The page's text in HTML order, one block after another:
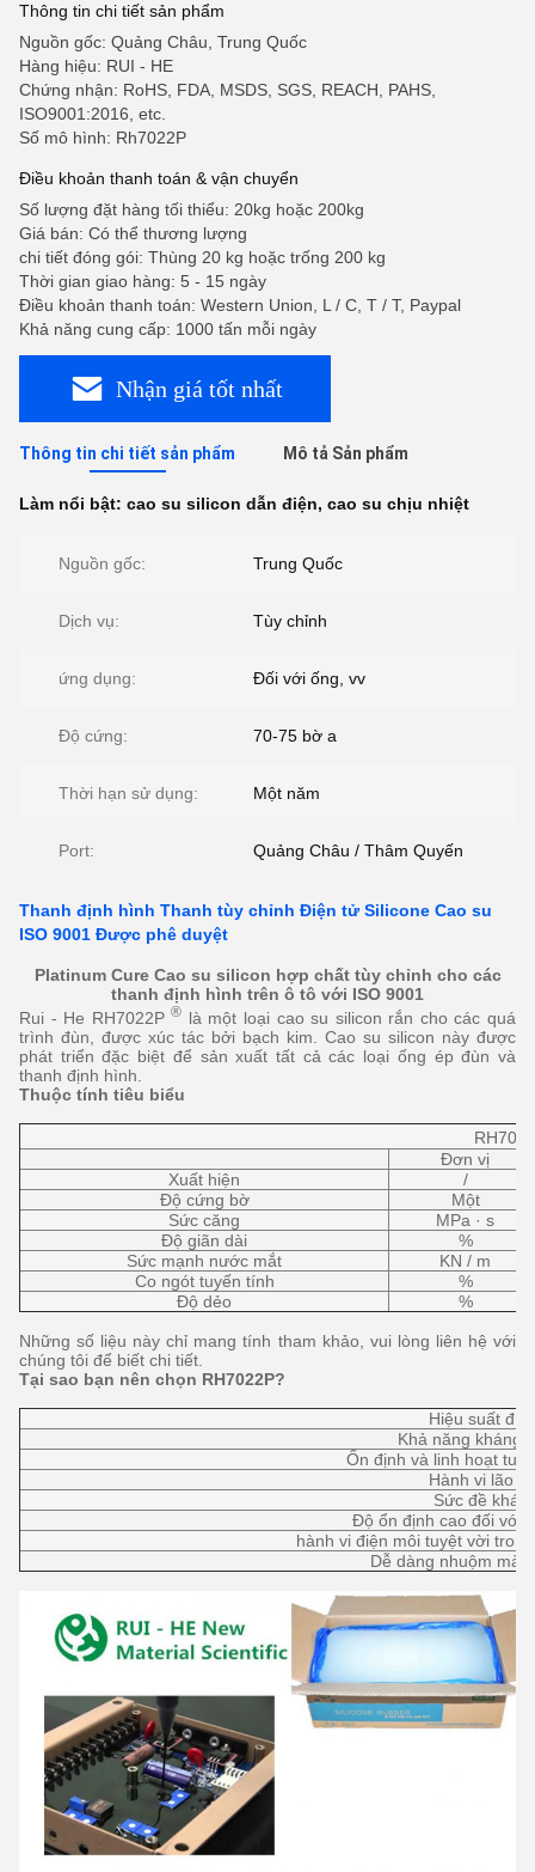
Thông tin chi tiết sản phẩm
Nguồn gốc: Quảng Châu, Trung Quốc
Hàng hiệu: RUI - HE
Chứng nhận: RoHS, FDA, MSDS, SGS, REACH, PAHS,
ISO9001:2016, etc.
Số mô hình: Rh7022P
Điều khoản thanh toán & vận chuyển
Số lượng đặt hàng tối thiểu: 20kg hoặc 200kg
Giá bán: Có thể thương lượng
chi tiết đóng gói: Thùng 20 kg hoặc trống 200 kg
Thời gian giao hàng: 5 - 15 ngày
Điều khoản thanh toán: Western Union, L / C, T / T, Paypal
Khả năng cung cấp: 1000 tấn mỗi ngày
Nhận giá tốt nhất
Thông tin chi tiết sản phẩm Mô tả Sản phẩm
Làm nổi bật: cao su silicon dẫn điện, cao su chịu nhiệt
Nguồn gốc: Trung Quốc
Dịch vụ: Tùy chỉnh
ứng dụng: Đối với ống, vv
Độ cứng: 70-75 bờ a
Thời hạn sử dụng: Một năm
Port: Quảng Châu / Thâm Quyến
Thanh định hình Thanh tùy chỉnh Điện tử Silicone Cao su
ISO 9001 Được phê duyệt
Platinum Cure Cao su silicon hợp chất tùy chỉnh cho các
thanh định hình trên ô tô với ISO 9001
Rui - He RH7022P® là một loại cao su silicon rắn cho các quá
trình đùn, được xúc tác bởi bạch kim.
Cao su silicon này được
phát triển đặc biệt để sản xuất tất cả các loại ống ép đùn và
thanh định hình.
Thuộc tính tiêu biểu
Đơn vị
Xuất hiện
/
Độ cứng bờ
Một
Sức căng
MPa · s
Độ giãn dài
%
Sức mạnh nước mắt
KN / m
Co ngót tuyến tính
%
Độ dẻo
%
Những số liệu này chỉ mang tính tham khảo, vui lòng liên hệ với
chúng tôi để biết chi tiết.
Tại sao bạn nên chọn RH7022P?
Hiệu suất
Khả năng kháng
Ổn định và linh hoạt
Hành vi lão
Sức đề
Độ ổn định cao đối với
hành vi điện môi tuyệt vời
Dễ dàng nhuộm